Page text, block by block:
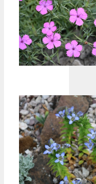
Nieuwste
berichten
op ons
forum